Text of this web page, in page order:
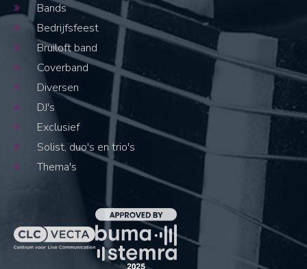
Bands
Bedrijfsfeest
Bruiloft band
Coverband
Diversen
DJ's
Exclusief
Solist, duo's en trio's
Thema's